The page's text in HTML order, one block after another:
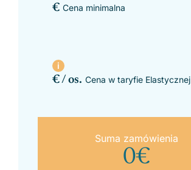
€ Cena minimalna
€ / os. Cena w taryfie Elastycznej
Suma zamówienia
0€